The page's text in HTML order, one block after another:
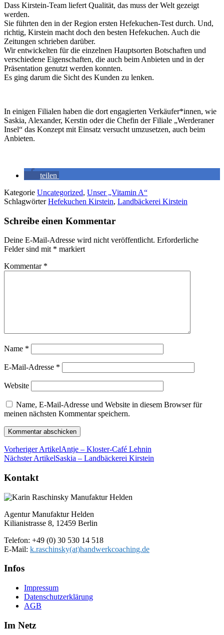
Dass Kirstein-Team liefert Qualität, das muss der Welt gezeigt
werden.
Sie führten den in der Region ersten Hefekuchen-Test durch. Und,
richtig, Kirstein macht doch den besten Hefekuchen. Auch die
Zeitungen schrieben darüber.
Wir entwickelten für die einzelnen Hauptsorten Botschaften und
verschiedene Eigenschaften, die auch beim Anbieten und in der
Präsentation genutzt werden konnten.
Es ging darum die Sicht des Kunden zu lenken.
In einigen Filialen haben die dort engagierten Verkäufer*innen, wie
Saskia, Alexander, Kerstin oder die Chefin der Filiale „Werderaner
Insel“ das Konzept mit Einsatz versucht umzusetzen, auch beim
Anbieten.
teilen
Kategorie Uncategorized, Unser „Vitamin A“
SchlagwörterHefekuchen Kirstein, Landbäckerei Kirstein
Schreibe einen Kommentar
Deine E-Mail-Adresse wird nicht veröffentlicht. Erforderliche
Felder sind mit * markiert
Kommentar *
Name *
E-Mail-Adresse *
Website
Name, E-Mail-Adresse und Website in diesem Browser für
meinen nächsten Kommentar speichern.
Vorheriger ArtikelAntje – Kloster-Café Lehnin
Nächster ArtikelSaskia – Landbäckerei Kirstein
Kontakt
Agentur Manufaktur Helden
Kilianistrasse 8, 12459 Berlin
Telefon: +49 (0) 30 530 14 518
E-Mail: k.raschinsky(at)handwerkcoaching.de
Infos
Impressum
Datenschutz­erklärung
AGB
Im Netz